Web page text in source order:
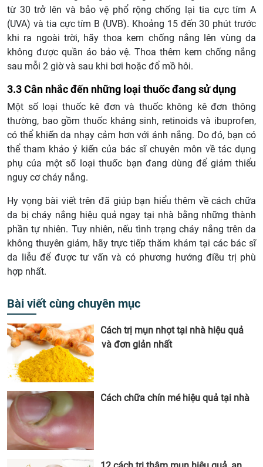
từ 30 trở lên và bảo vệ phổ rộng chống lại tia cực tím A
(UVA) và tia cực tím B (UVB). Khoảng 15 đến 30 phút trước
khi ra ngoài trời, hãy thoa kem chống nắng lên vùng da
không được quần áo bảo vệ. Thoa thêm kem chống nắng
sau mỗi 2 giờ và sau khi bơi hoặc đổ mồ hôi.
3.3 Cân nhắc đến những loại thuốc đang sử dụng
Một số loại thuốc kê đơn và thuốc không kê đơn thông
thường, bao gồm thuốc kháng sinh, retinoids và ibuprofen,
có thể khiến da nhạy cảm hơn với ánh nắng. Do đó, bạn có
thể tham khảo ý kiến của bác sĩ chuyên môn về tác dụng
phụ của một số loại thuốc bạn đang dùng để giảm thiểu
nguy cơ cháy nắng.
Hy vọng bài viết trên đã giúp bạn hiểu thêm về cách chữa
da bị cháy nắng hiệu quả ngay tại nhà bằng những thành
phần tự nhiên. Tuy nhiên, nếu tình trạng cháy nắng trên da
không thuyên giảm, hãy trực tiếp thăm khám tại các bác sĩ
da liễu để được tư vấn và có phương hướng điều trị phù
hợp nhất.
Bài viết cùng chuyên mục
Cách trị mụn nhọt tại nhà hiệu quả
và đơn giản nhất
Cách chữa chín mé hiệu quả tại nhà